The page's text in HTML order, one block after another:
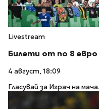
Livestream
Билети от по 8
4 август, 18:09
Гласувай за Играч на